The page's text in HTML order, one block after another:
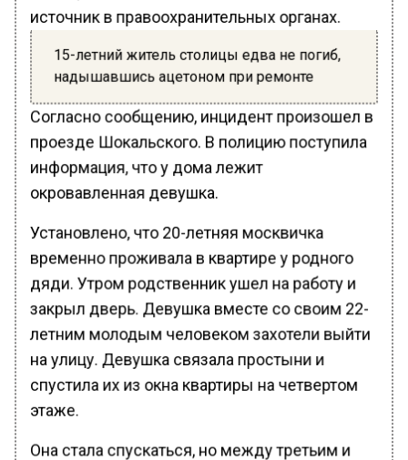
источник в правоохранительных органах.
15-летний житель столицы едва не погиб,
надышавшись ацетоном при ремонте
Согласно сообщению, инцидент произошел в
проезде Шокальского. В полицию поступила
информация, что у дома лежит
окровавленная девушка.
Установлено, что 20-летняя москвичка
временно проживала в квартире у родного
дяди. Утром родственник ушел на работу и
закрыл дверь. Девушка вместе со своим 22-
летним молодым человеком захотели выйти
на улицу. Девушка связала простыни и
спустила их из окна квартиры на четвертом
этаже.
Она стала спускаться, но между третьим и